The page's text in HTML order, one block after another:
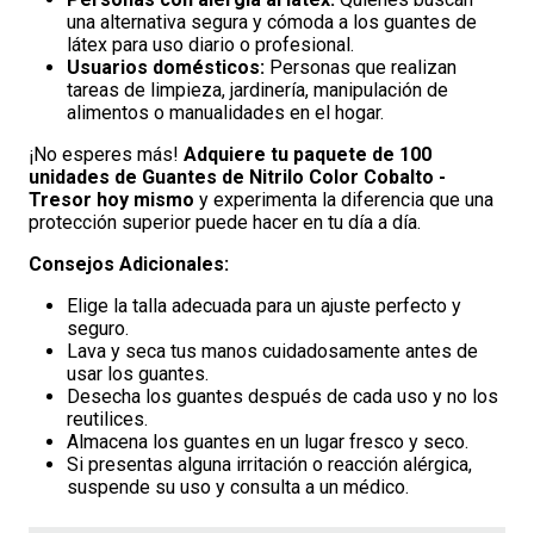
una alternativa segura y cómoda a los guantes de
látex para uso diario o profesional.
Usuarios domésticos: Personas que realizan
tareas de limpieza, jardinería, manipulación de
alimentos o manualidades en el hogar.
¡No esperes más! Adquiere tu paquete de 100
unidades de Guantes de Nitrilo Color Cobalto -
Tresor hoy mismo y experimenta la diferencia que una
protección superior puede hacer en tu día a día.
Consejos Adicionales:
Elige la talla adecuada para un ajuste perfecto y
seguro.
Lava y seca tus manos cuidadosamente antes de
usar los guantes.
Desecha los guantes después de cada uso y no los
reutilices.
Almacena los guantes en un lugar fresco y seco.
Si presentas alguna irritación o reacción alérgica,
suspende su uso y consulta a un médico.